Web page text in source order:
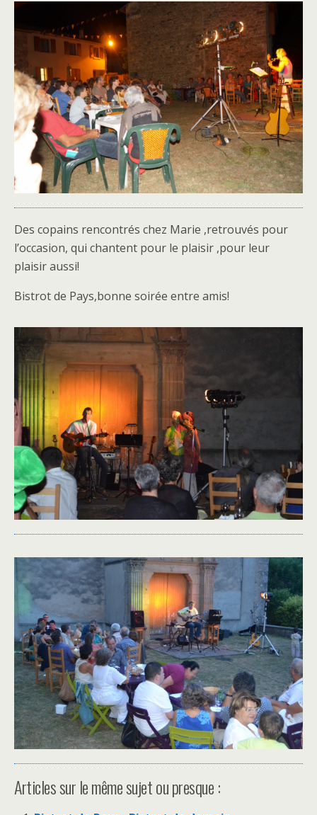
Des copains rencontrés chez Marie ,retrouvés pour
l’occasion, qui chantent pour le plaisir ,pour leur
plaisir aussi!
Bistrot de Pays,bonne soirée entre amis!
Articles sur le même sujet ou presque :